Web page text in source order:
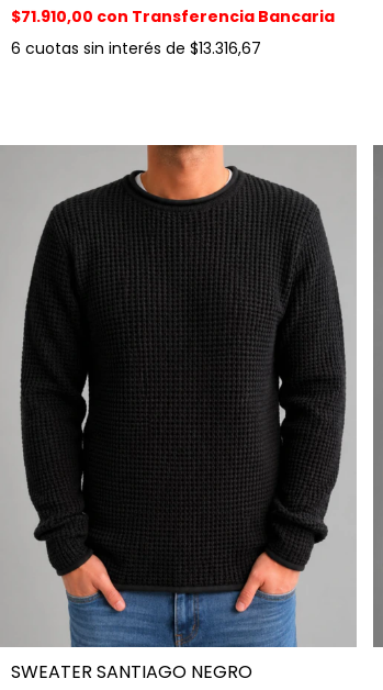
$71.910,00 con Transferencia Bancaria
6 cuotas sin interés de $13.316,67
SWEATER SANTIAGO NEGRO